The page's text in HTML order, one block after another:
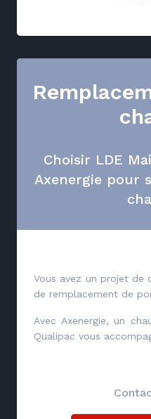
Choisir LDE
Axenergie pour
Vous avez un projet de
de remplacement de
Avec Axenergie, un
Qualipac vous